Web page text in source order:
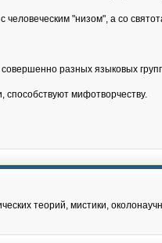
человеческим "низом", а со
совершенно разных языковых
способствуют мифотворчеству.
теорий, мистики,